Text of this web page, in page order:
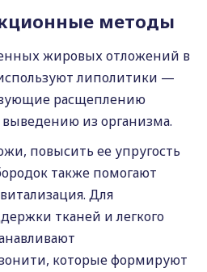
методы
жировых отложений в
липолитики —
расщеплению
из организма.
повысить ее упругость
также помогают
Для
тканей и легкого
которые формируют